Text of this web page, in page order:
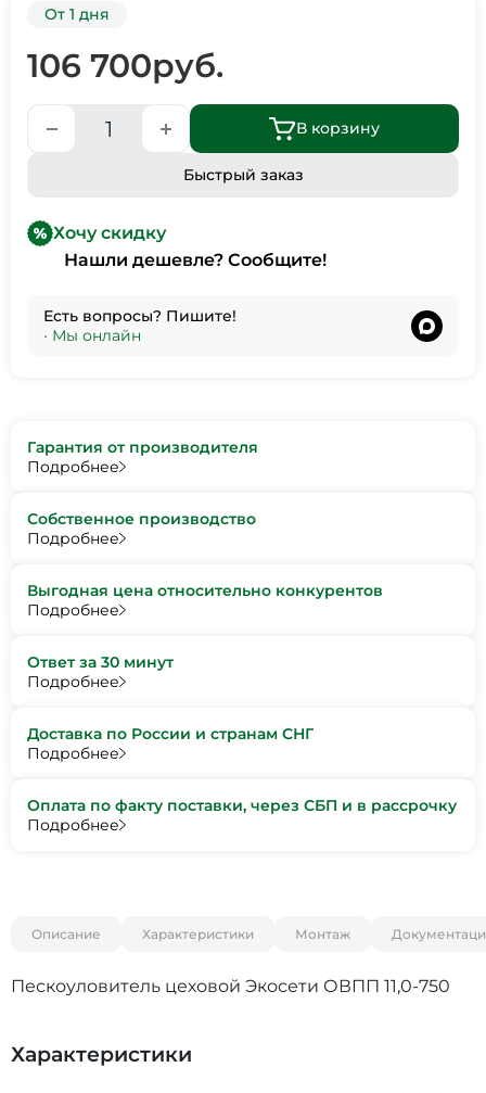
От 1 дня
106 700руб.
В корзину
Быстрый заказ
Хочу скидку
Нашли дешевле? Сообщите!
Есть вопросы? Пишите!
• Мы онлайн
Гарантия от производителя
Подробнее
Собственное производство
Подробнее
Выгодная цена относительно конкурентов
Подробнее
Ответ за 30 минут
Подробнее
Доставка по России и странам СНГ
Подробнее
Оплата по факту поставки, через СБП и в рассрочку
Подробнее
Описание Характеристики Монтаж
Пескоуловитель цеховой Экосети ОВПП 11,0-750
Характеристики